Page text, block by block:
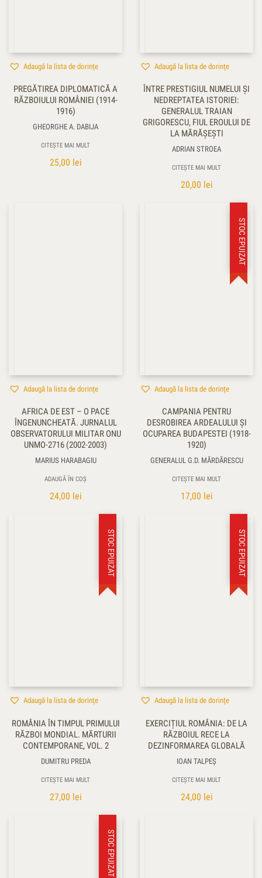
Adaugă la lista de dorințe
PREGĂTIREA DIPLOMATICĂ A
RĂZBOIULUI ROMÂNIEI (1914-
1916)
GHEORGHE A. DABIJA
CITEȘTE MAI MULT
25,00 lei
Adaugă la lista de dorințe
ÎNTRE PRESTIGIUL NUMELUI ŞI
NEDREPTATEA ISTORIEI:
GENERALUL TRAIAN
GRIGORESCU, FIUL EROULUI DE
LA MĂRĂŞEŞTI
ADRIAN STROEA
CITEȘTE MAI MULT
20,00 lei
Adaugă la lista de dorințe
AFRICA DE EST – O PACE
ÎNGENUNCHEATĂ. JURNALUL
OBSERVATORULUI MILITAR ONU
UNMO-2716 (2002-2003)
MARIUS HARABAGIU
ADAUGĂ ÎN COȘ
24,00 lei
STOC EPUIZAT
Adaugă la lista de dorințe
CAMPANIA PENTRU
DESROBIREA ARDEALULUI ŞI
OCUPAREA BUDAPESTEI (1918-
1920)
GENERALUL G.D. MĂRDĂRESCU
CITEȘTE MAI MULT
17,00 lei
STOC EPUIZAT
Adaugă la lista de dorințe
ROMÂNIA ÎN TIMPUL PRIMULUI
RĂZBOI MONDIAL. MĂRTURII
CONTEMPORANE, VOL. 2
DUMITRU PREDA
CITEȘTE MAI MULT
27,00 lei
STOC EPUIZAT
Adaugă la lista de dorințe
EXERCIȚIUL ROMÂNIA: DE LA
RĂZBOIUL RECE LA
DEZINFORMAREA GLOBALĂ
IOAN TALPEŞ
CITEȘTE MAI MULT
24,00 lei
STOC EPUIZAT